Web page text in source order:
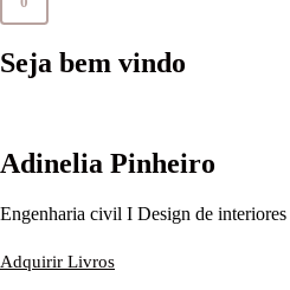
Seja bem vindo
Adinelia Pinheiro
Engenharia civil I Design de
Adquirir Livros